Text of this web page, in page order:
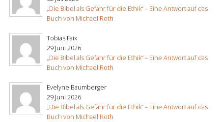
„Die Bibel als Gefahr für die Ethik“ – Eine Antwort auf das
Buch von Michael Roth
Tobias Faix
29 Juni 2026
„Die Bibel als Gefahr für die Ethik“ – Eine Antwort auf das
Buch von Michael Roth
Evelyne Baumberger
29 Juni 2026
„Die Bibel als Gefahr für die Ethik“ – Eine Antwort auf das
Buch von Michael Roth